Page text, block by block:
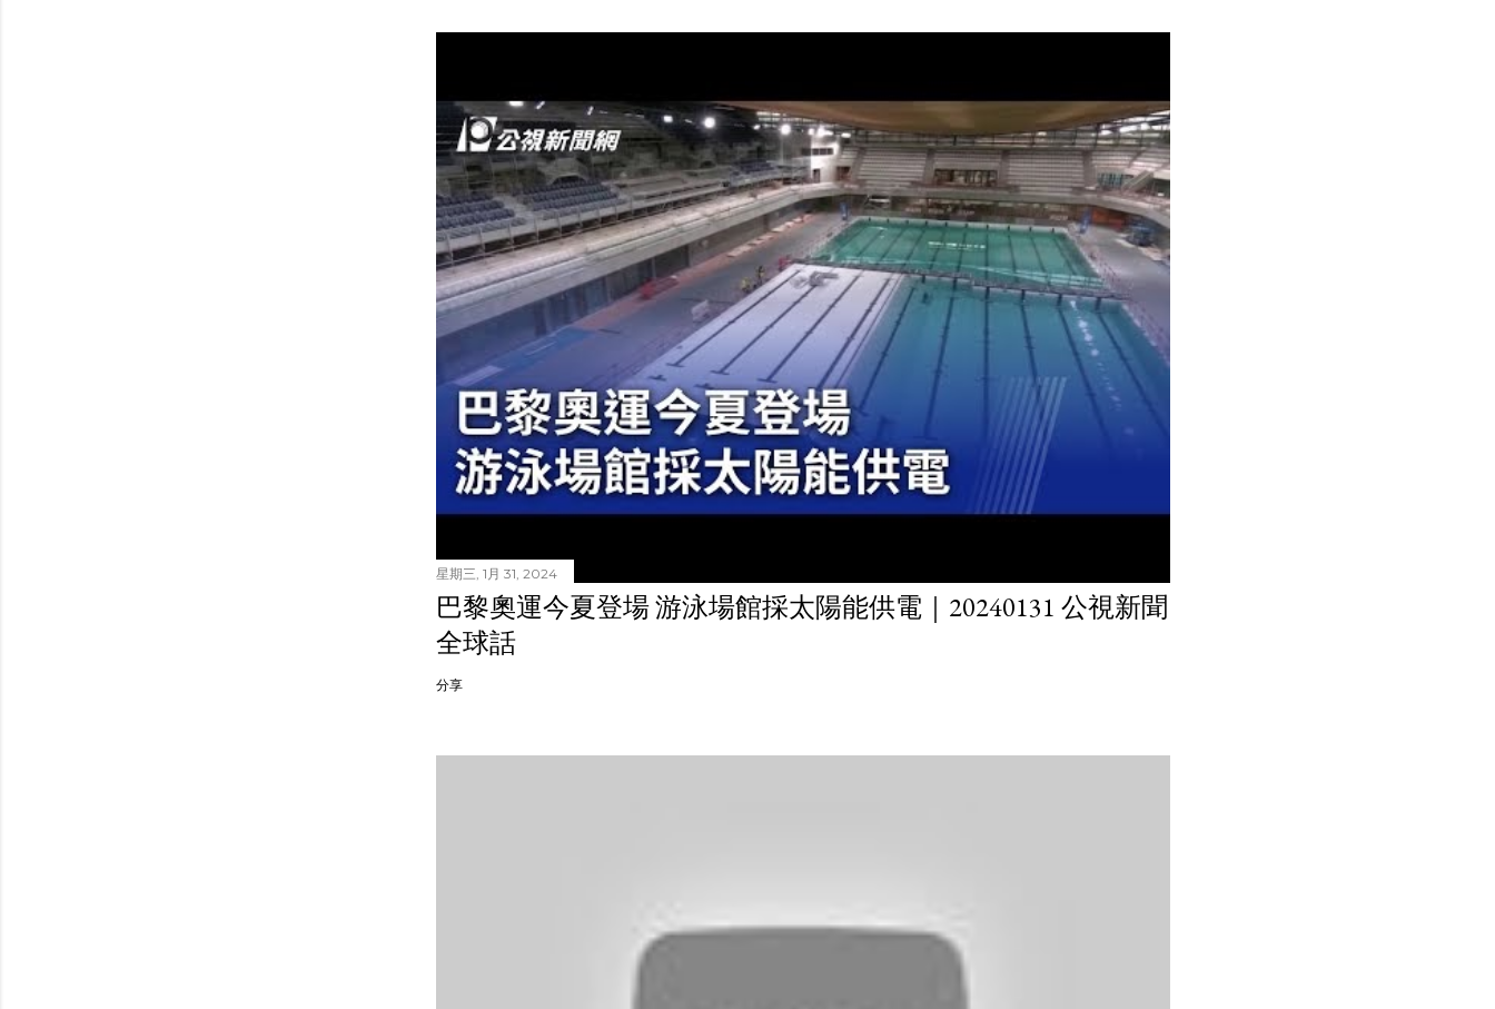
星期三, 1月 31, 2024
巴黎奧運今夏登場 游泳場館採太陽能供電｜20240131 公視新聞
全球話
分享